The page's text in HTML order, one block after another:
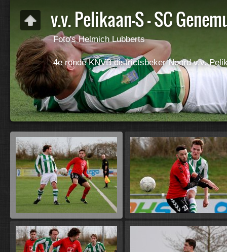
v.v. Pelikaan-S - SC
Foto's Helmich Lubberts
4e ronde KNVB districtsbeker Noord v.v.